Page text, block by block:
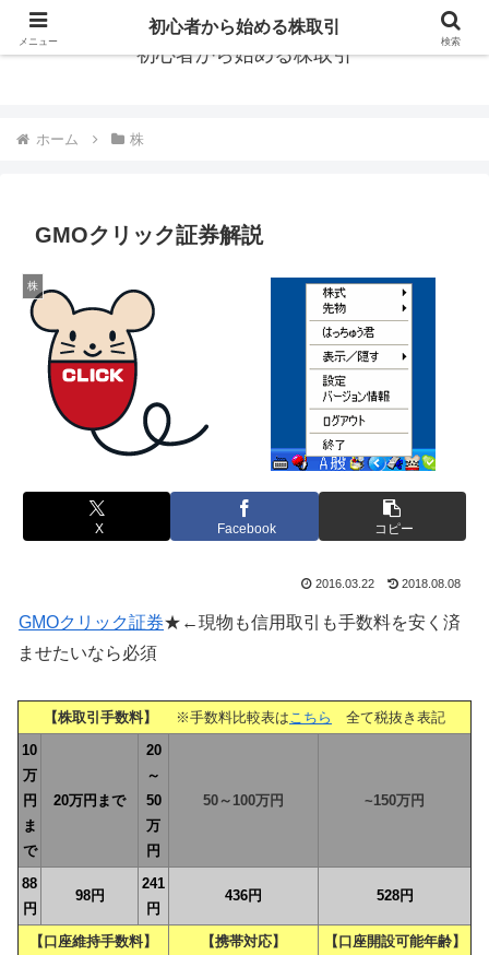
初心者から始める株取引
ホーム 株
GMOクリック証券解説
株
X Facebook コピー
2016.03.22 2018.08.08
GMOクリック証券★←現物も信用取引も手数料を安く済
ませたいなら必須
【株取引手数料】 ※手数料比較表はこちら
全て税抜き表記
10
万
円
ま
で
20万円まで
20
～
50
万
円
50～100万円 ~150万円
88
円
98円
241
円
436円 528円
【口座維持手数料】 【携帯対応】 【口座開設可能年齢】
メニュー
初心者から始める株取引
検索